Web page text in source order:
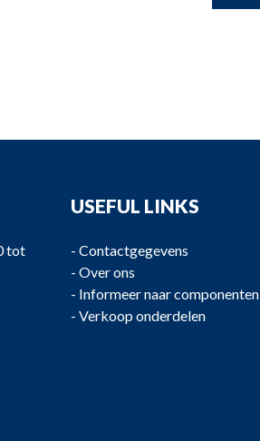
tot
USEFUL LINKS
- Contactgegevens
- Over ons
- Informeer naar componenten
- Verkoop onderdelen